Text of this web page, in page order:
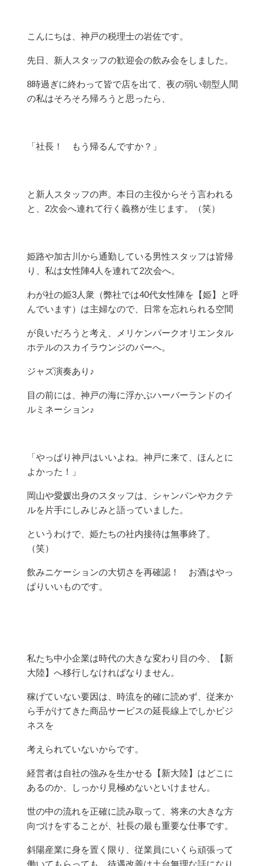
こんにちは、神戸の税理士の岩佐です。
先日、新人スタッフの歓迎会の飲み会をしました。
8時過ぎに終わって皆で店を出て、夜の弱い朝型人間
の私はそろそろ帰ろうと思ったら、
「社長！ もう帰るんですか？」
と新人スタッフの声。本日の主役からそう言われる
と、2次会へ連れて行く義務が生じます。（笑）
姫路や加古川から通勤している男性スタッフは皆帰
り、私は女性陣4人を連れて2次会へ。
わが社の姫3人衆（弊社では40代女性陣を【姫】と呼
んでいます）は主婦なので、日常を忘れられる空間
が良いだろうと考え、メリケンパークオリエンタル
ホテルのスカイラウンジのバーへ。
ジャズ演奏あり♪
目の前には、神戸の海に浮かぶハーバーランドのイ
ルミネーション♪
「やっぱり神戸はいいよね。神戸に来て、ほんとに
よかった！」
岡山や愛媛出身のスタッフは、シャンパンやカクテ
ルを片手にしみじみと語っていました。
というわけで、姫たちの社内接待は無事終了。
（笑）
飲みニケーションの大切さを再確認！ お酒はやっ
ぱりいいものです。
私たち中小企業は時代の大きな変わり目の今、【新
大陸】へ移行しなければなりません。
稼げていない要因は、時流を的確に読めず、従来か
ら手がけてきた商品サービスの延長線上でしかビジ
ネスを
考えられていないからです。
経営者は自社の強みを生かせる【新大陸】はどこに
あるのか、しっかり見極めないといけません。
世の中の流れを正確に読み取って、将来の大きな方
向づけをすることが、社長の最も重要な仕事です。
斜陽産業に身を置く限り、従業員にいくら頑張って
働いてもらっても、待遇改善は土台無理な話になり